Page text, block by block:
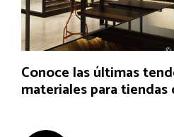
Conoce las últimas
materiales para tiendas